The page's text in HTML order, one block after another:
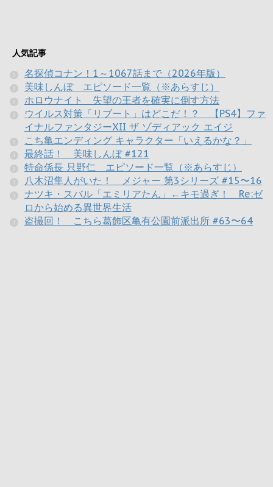
人気記事
名探偵コナン！1～1067話まで（2026年版）
美味しんぼ エピソード一覧（※あらすじ）
ホロウナイト 失望の王者を確実に倒す方法
ウイルス対策「リブート」はどこだ！？ 【PS4】ファ
イナルファンタジーXII ザ ゾディアック エイジ
こち亀エンディング キャラクター「いえるかな？」
最終話！ 美味しんぼ #121
特命係長 只野仁 エピソード一覧（※あらすじ）
八木沼隼人がいた！ メジャー 第3シリーズ #15〜16
ナツキ・スバル「エミリアたん」←キモ過ぎ！ Re:ゼ
ロから始める異世界生活
盗撮回！ こちら葛飾区亀有公園前派出所 #63〜64